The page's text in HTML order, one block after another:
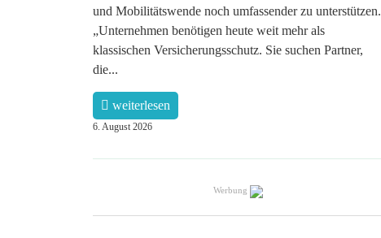
und Mobilitätswende noch umfassender zu unterstützen.
„Unternehmen benötigen heute weit mehr als
klassischen Versicherungsschutz. Sie suchen Partner,
die...
weiterlesen
6. August 2026
Werbung